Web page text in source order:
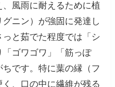
風雨に耐えるために植
ニン）が強固に発達し
と茹でた程度では「シ
ゴワゴワ」「筋っぽ
です。特に葉の縁（フ
、口の中に繊維が残る